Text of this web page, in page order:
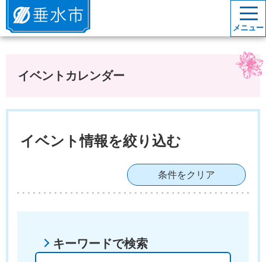
垂水市
メニュー
イベントカレンダー
イベント情報を絞り込む
条件をクリア
キーワードで検索